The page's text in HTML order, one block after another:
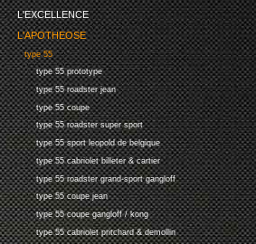
L'EXCELLENCE
L'APOTHEOSE
type 55
type 55 prototype
type 55 roadster jean
type 55 coupe
type 55 roadster super sport
type 55 sport leopold de belgique
type 55 cabriolet billeter & cartier
type 55 roadster grand-sport gangloff
type 55 coupe jean
type 55 coupe gangloff / kong
type 55 cabriolet pritchard & demollin